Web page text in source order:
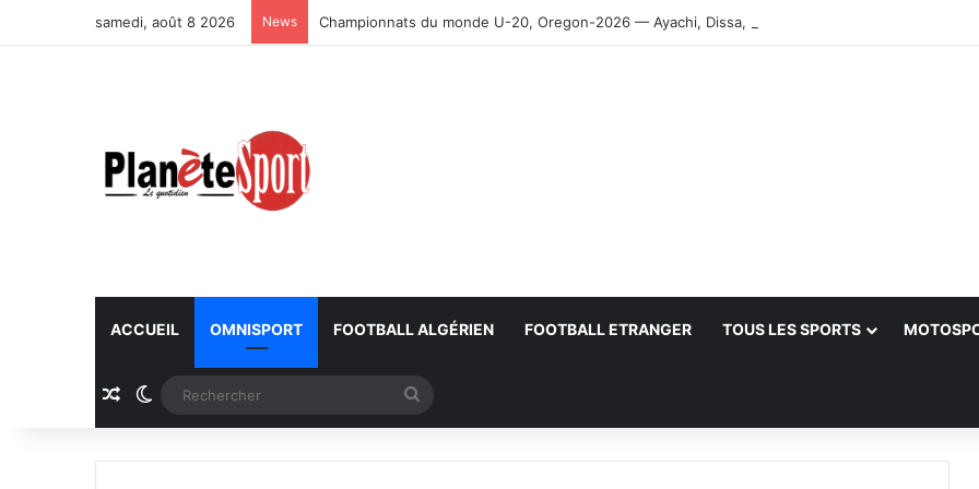
samedi, août 8 2026 News Championnats du monde U-20, Oregon-2026 — Ayachi, Dissa, Touahria et Ghezali en finale
ACCUEIL OMNISPORT FOOTBALL ALGÉRIEN FOOTBALL ETRANGER TOUS LES SPORTS
Article Aléatoire
Switch skin